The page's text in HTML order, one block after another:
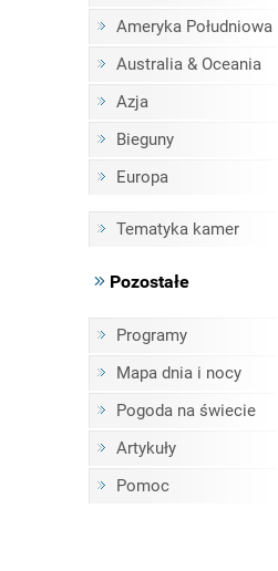
Ameryka Południowa
Australia & Oceania
Azja
Bieguny
Europa
Tematyka kamer
Pozostałe
Programy
Mapa dnia i nocy
Pogoda na świecie
Artykuły
Pomoc